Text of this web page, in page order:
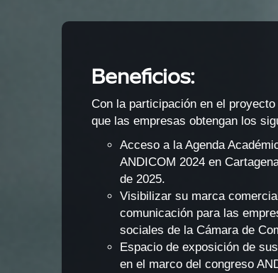
Beneficios:
Con la participación en el
que las empresas obtengan los
Acceso a la Agenda
ANDICOM 2024 en
de 2025.
Visibilizar su marca
comunicación para las
sociales de la Cámara de
Espacio de exposición de
en el marco del congreso